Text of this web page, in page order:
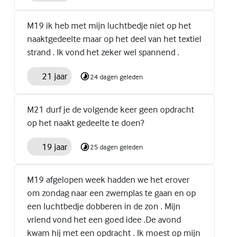
M19 ik heb met mijn luchtbedje niet op het
naaktgedeelte maar op het deel van het textiel
strand . Ik vond het zeker wel spannend .
21 jaar 24 dagen geleden
M21 durf je de volgende keer geen opdracht
op het naakt gedeelte te doen?
19 jaar 25 dagen geleden
M19 afgelopen week hadden we het erover
om zondag naar een zwemplas te gaan en op
een luchtbedje dobberen in de zon . Mijn
vriend vond het een goed idee .De avond
kwam hij met een opdracht . Ik moest op mijn